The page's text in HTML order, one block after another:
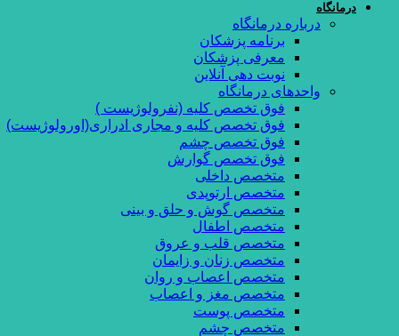
درمانگاه
درباره درمانگاه
برنامه پزشکان
معرفی پزشکان
نوبت دهی آنلاین
واحدهای درمانگاه
فوق تخصص کلیه (نفرولوژیست )
فوق تخصص کلیه و مجاری ادراری(اورولوژیست)
فوق تخصص چشم
فوق تخصص گوارش
متخصص داخلی
متخصص ارتوپدی
متخصص گوش و حلق و بینی
متخصص اطفال
متخصص قلب و عروق
متخصص زنان و زايمان
متخصص اعصاب و روان
متخصص مغز و اعصاب
متخصص پوست
متخصص چشم